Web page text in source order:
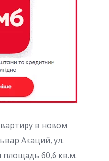
в новом
Акаций, ул.
площадь 60,6 кв.м.